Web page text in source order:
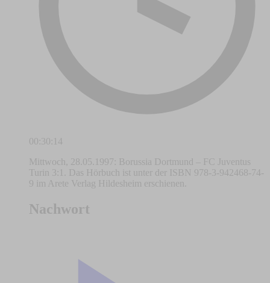
00:30:14
Mittwoch, 28.05.1997: Borussia Dortmund – FC Juventus
Turin 3:1. Das Hörbuch ist unter der ISBN 978-3-942468-74-
9 im Arete Verlag Hildesheim erschienen.
Nachwort